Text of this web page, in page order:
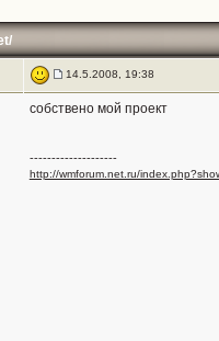
14.5.2008, 19:38
собствено мой проект
--------------------
http://wmforum.net.ru/